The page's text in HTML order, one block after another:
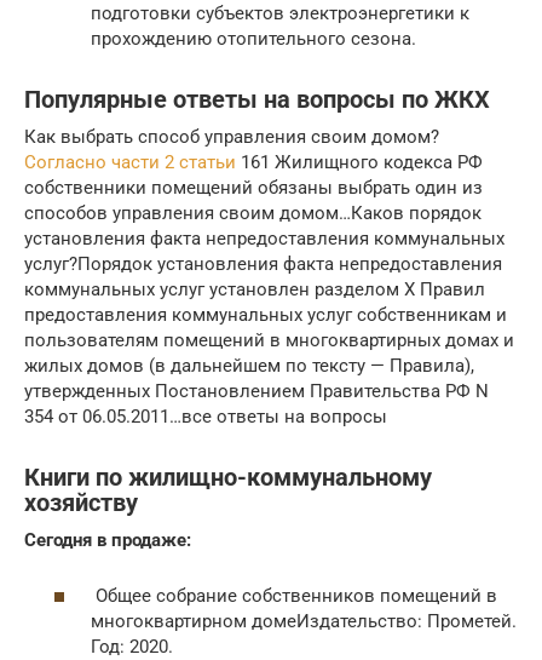
подготовки субъектов электроэнергетики к
прохождению отопительного сезона.
Популярные ответы на вопросы по ЖКХ
Как выбрать способ управления своим домом?
Согласно части 2 статьи 161 Жилищного кодекса РФ
собственники помещений обязаны выбрать один из
способов управления своим домом…Каков порядок
установления факта непредоставления коммунальных
услуг?Порядок установления факта непредоставления
коммунальных услуг установлен разделом X Правил
предоставления коммунальных услуг собственникам и
пользователям помещений в многоквартирных домах и
жилых домов (в дальнейшем по тексту — Правила),
утвержденных Постановлением Правительства РФ N
354 от 06.05.2011…все ответы на вопросы
Книги по жилищно-коммунальному
хозяйству
Сегодня в продаже:
Общее собрание собственников помещений в
многоквартирном домеИздательство: Прометей.
Год: 2020.